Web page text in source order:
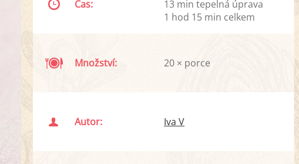
Čas:
13 min tepelná úprava
1 hod 15 min celkem
Množství: 20 × porce
Autor: Iva V